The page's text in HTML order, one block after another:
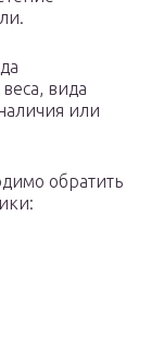
вида
или
обратить